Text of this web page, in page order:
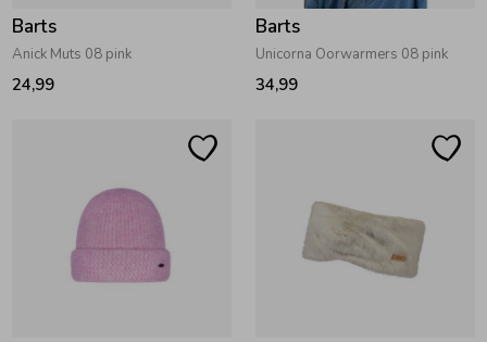
Barts
Anick Muts 08 pink
24,99
Barts
Unicorna Oorwarmers 08 pink
34,99